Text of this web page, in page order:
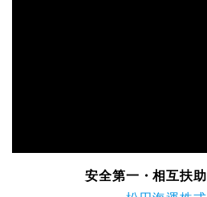
安全第一・相互扶